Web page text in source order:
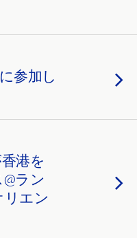
参加し
港を
ラン
リエン